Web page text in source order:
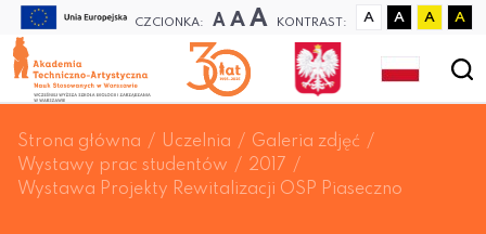
CZCIONKA: A A A KONTRAST: A A A A
Strona główna Uczelnia
Galeria zdjęć
Wystawy prac studentów
2017
Wystawa Projekty Rewitalizacji OSP Piaseczno